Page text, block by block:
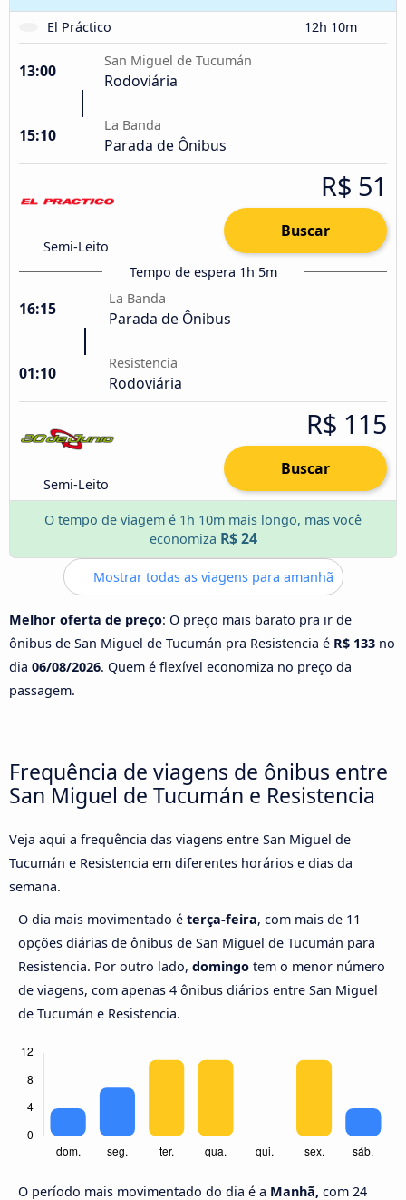
El Práctico
12h 10m
13:00
San Miguel de Tucumán
Rodoviária
15:10
La Banda
Parada de Ônibus
Semi-Leito
R$ 51
Buscar
Tempo de espera 1h 5m
16:15
La Banda
Parada de Ônibus
01:10
Resistencia
Rodoviária
Semi-Leito
R$ 115
Buscar
O tempo de viagem é 1h 10m mais longo, mas você
economiza R$ 24
Mostrar todas as viagens para amanhã
Melhor oferta de preço: O preço mais barato pra ir de
ônibus de San Miguel de Tucumán pra Resistencia é R$ 133 no
dia 06/08/2026. Quem é flexível economiza no preço da
passagem.
Frequência de viagens de ônibus entre
San Miguel de Tucumán e Resistencia
Veja aqui a frequência das viagens entre San Miguel de
Tucumán e Resistencia em diferentes horários e dias da
semana.
O dia mais movimentado é terça-feira, com mais de 11
opções diárias de ônibus de San Miguel de Tucumán para
Resistencia. Por outro lado, domingo tem o menor número
de viagens, com apenas 4 ônibus diários entre San Miguel
de Tucumán e Resistencia.
O período mais movimentado do dia é a Manhã, com 24